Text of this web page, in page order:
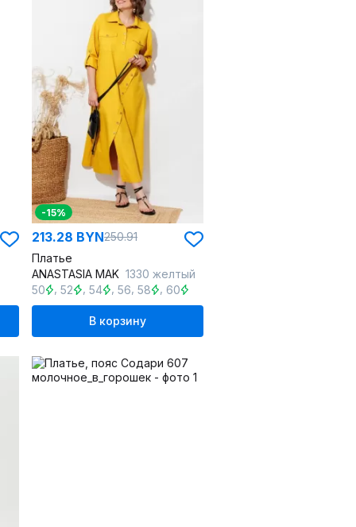
-15%
213.28 BYN250.91
Платье
ANASTASIA MAK 1330 желтый
50
,52 54 56 58 60
В корзину